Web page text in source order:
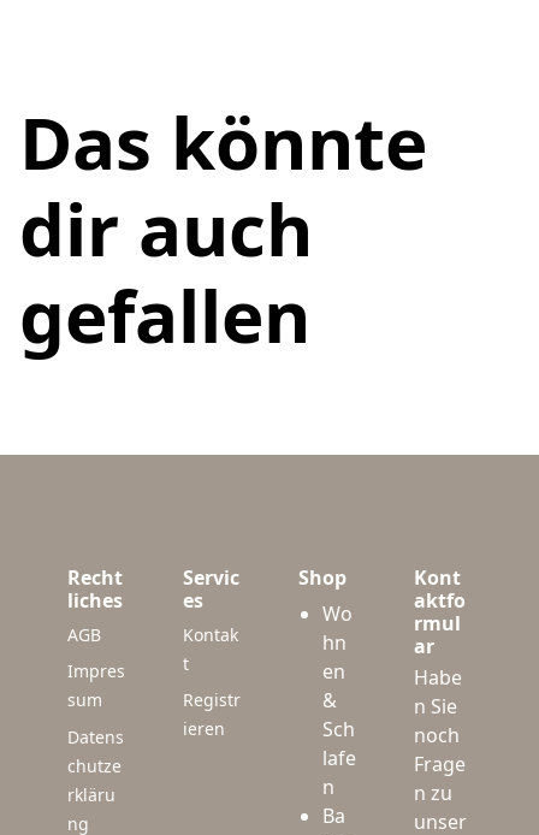
Das könnte
dir auch
gefallen
Recht
liches
AGB
Impres
sum
Datens
chutze
rkläru
ng
Servic
es
Kontak
t
Registr
ieren
Shop
Wo
hn
en
&
Sch
lafe
n
Ba
Kont
aktfo
rmul
ar
Habe
n Sie
noch
Frage
n zu
unser